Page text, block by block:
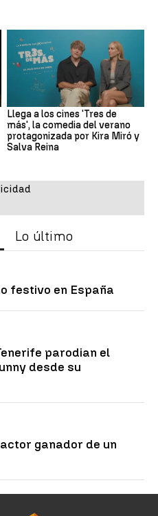
Llega a los cines 'Tres de
más', la comedia del verano
protagonizada por Kira Miró y
Salva Reina
Lo último
festivo en España
parodian el
desde su
ganador de un